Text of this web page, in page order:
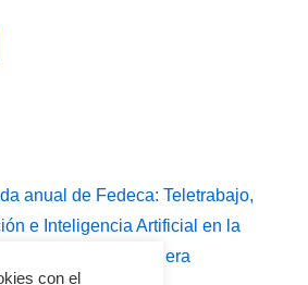
anual de Fedeca: Teletrabajo,
e Inteligencia Artificial en la
Pública en la era
con el